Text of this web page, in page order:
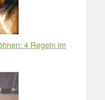
4 Regeln im